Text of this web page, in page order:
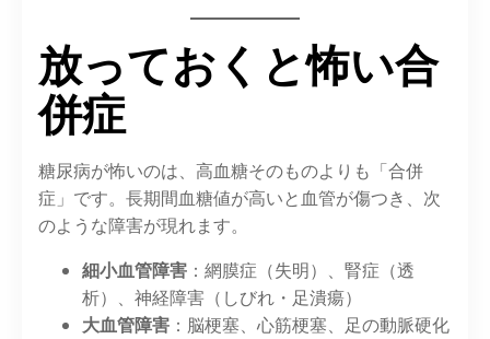
放っておくと怖い合
併症
糖尿病が怖いのは、高血糖そのものよりも「合併
症」です。長期間血糖値が高いと血管が傷つき、次
のような障害が現れます。
細小血管障害 ：網膜症（失明）、腎症（透
析）、神経障害（しびれ・足潰瘍）
大血管障害 ：脳梗塞、心筋梗塞、足の動脈硬化